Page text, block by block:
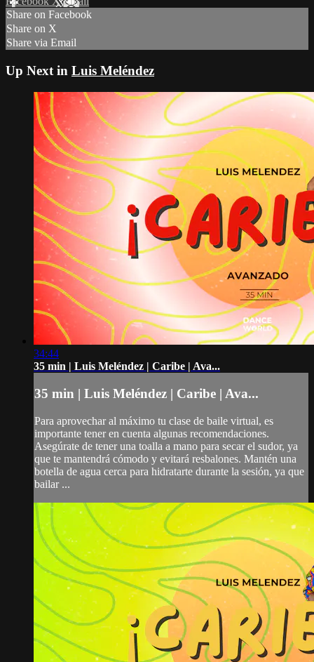
Share on Facebook
Share on X
Share via Email
Up Next in Luis Meléndez
34:44
35 min | Luis Meléndez | Caribe | Ava...
35 min | Luis Meléndez | Caribe | Ava...
Para aprovechar al máximo tu clase de baile virtual, es
importante tener en cuenta algunas recomendaciones.
Asegúrate de tener una toalla a mano para secar el sudor, ya
que te mantendrá cómodo y evitará resbalones. Mantén una
botella de agua cerca para hidratarte durante la sesión, ya que
bailar ...